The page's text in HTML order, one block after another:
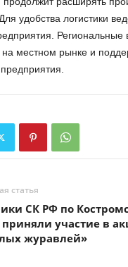
удобства логистики
Региональные
местном рынке и
статья
СК РФ по
приняли участие в
журавлей»